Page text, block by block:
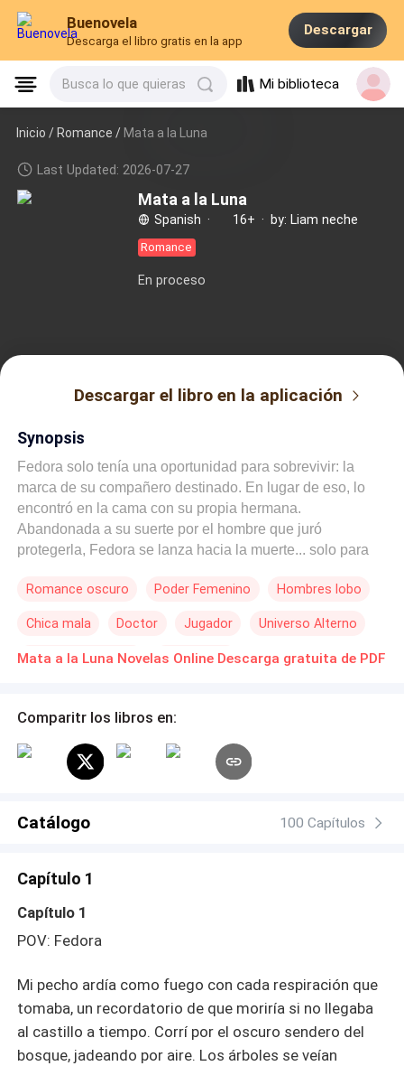
Buenovela
Descarga el libro gratis en la app
Descargar
Busca lo que quieras Mi biblioteca
Inicio /Romance / Mata a la Luna
Last Updated: 2026-07-27
Mata a la Luna
Spanish · 16+ · by: Liam neche
Romance
En proceso
Descargar el libro en la aplicación
Synopsis
Fedora solo tenía una oportunidad para sobrevivir: la
marca de su compañero destinado. En lugar de eso, lo
encontró en la cama con su propia hermana.
Abandonada a su suerte por el hombre que juró
protegerla, Fedora se lanza hacia la muerte... solo para
todos: el despiadado hermano mayor de su antiguo
posee el poder de resucitar a su padre muerto. Ella está
destinada a ser un sacrificio. Él nunca tuvo la intención
Mientras el ritual se acerca y su fe en el amor se convierte
del monstruo que la desea... o destruir el reino decidido a
Matar a la Luna.
Romance oscuro Poder Femenino Hombres lobo
Chica mala Doctor Jugador Universo Alterno
Diferencia de Edad Apocalipsis
Mata a la Luna Novelas Online Descarga gratuita de PDF
Comparitr los libros en:
Catálogo 100 Capítulos
Capítulo 1
Capítulo 1
POV: Fedora
Mi pecho ardía como fuego con cada respiración que
tomaba, un recordatorio de que moriría si no llegaba
al castillo a tiempo. Corrí por el oscuro sendero del
bosque, jadeando por aire. Los árboles se veían